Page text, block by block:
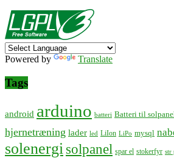
Powered by Translate
Tags
android arduino batteri Batteri til
hjernetræning lader led LiIon LiPo mysql
solenergisolpanel spar el stokerfyr str